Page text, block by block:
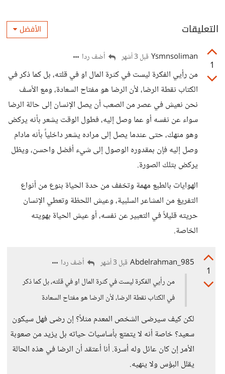
التعليقات الأفضل
1
Ysmnsoliman قبل 3 أشهر أضف ردا
من رأيي الفكرة ليست في كثرة المال او في قلته، بل كما ذكر في
الكتاب نقطة الرضا، لأن الرضا هو مفتاح السعادة، ومع الأسف
نحن نعيش في عصر من الصعب أن يصل الإنسان إلى حالة الرضا
سواء عن نفسه أو عما وصل إليه، فطول الوقت يشعر بأنه يركض
وهو منهك، حتى عندما يصل إلى مراده يشعر داخلياً بأنه مادام
وصل إليه فإن بمقدوره الوصول إلى شيء أفضل واحسن، ويظل
يركض بتلك الصورة.
الهوايات بالطبع مهمة وتخفف من حدة الحياة بنوع من أنواع
التفريغ من المشاعر السلبية، وعيش اللحظة وتعطي الإنسان
حريته قليلاً في التعبير عن نفسه، أو عيش الحياة بهويته
الخاصة.
1
Abdelrahman_985 قبل 3 أشهر
أضف ردا
من رأيي الفكرة ليست في كثرة المال او في قلته، بل كما ذكر
في الكتاب نقطة الرضا، لأن الرضا هو مفتاح السعادة
لكن كيف سيرضى الشخص المعدم مثلاً؟ إن رضى فهل سيكون
سعيد؟ خاصة أنه لا يتمتع بأساسيات حياته بل يزيد من صعوبة
الأمر إن كان عائل وله أسرة. أنا أعتقد أن الرضا في هذه الحالة
يقلل البؤس ولا ينهيه.